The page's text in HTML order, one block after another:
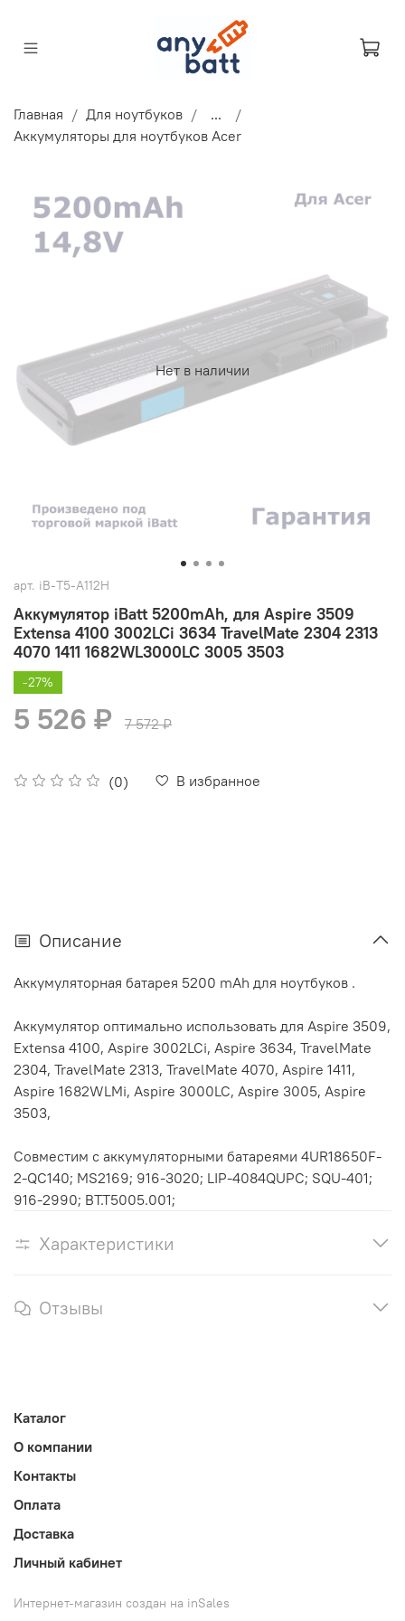
Главная Для ноутбуков
...
Аккумуляторы для ноутбуков Acer
Нет в наличии
арт. iB-T5-A112H
Аккумулятор iBatt 5200mAh, для Aspire 3509
Extensa 4100 3002LCi 3634 TravelMate 2304 2313
4070 1411 1682WL3000LC 3005 3503
(0) В избранное
-27%
5 526 ₽ 7 572 ₽
Описание
Аккумуляторная батарея 5200 mAh для ноутбуков .
Аккумулятор оптимально использовать для Aspire 3509,
Extensa 4100, Aspire 3002LCi, Aspire 3634, TravelMate
2304, TravelMate 2313, TravelMate 4070, Aspire 1411,
Aspire 1682WLMi, Aspire 3000LC, Aspire 3005, Aspire
3503,
Совместим с аккумуляторными батареями 4UR18650F-
2-QC140; MS2169; 916-3020; LIP-4084QUPC; SQU-401;
916-2990; BT.T5005.001;
Характеристики
Отзывы
Каталог
О компании
Контакты
Оплата
Доставка
Личный кабинет
Интернет-магазин создан на inSales